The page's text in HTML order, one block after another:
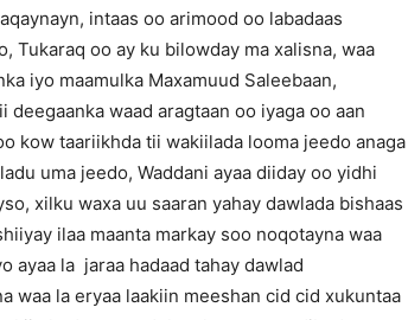
intaas oo arimood oo labadaas
Tukaraq oo ay ku bilowday ma xalisna, waa
iyo maamulka Maxamuud Saleebaan,
waad aragtaan oo iyaga oo aan
kow taariikhda tii wakiilada looma jeedo anaga
uma jeedo, Waddani ayaa diiday oo yidhi
xilku waxa uu saaran yahay dawlada bishaas
ilaa maanta markay soo noqotayna waa
ayaa la jaraa hadaad tahay dawlad
waa la eryaa laakiin meeshan cid cid xukuntaa